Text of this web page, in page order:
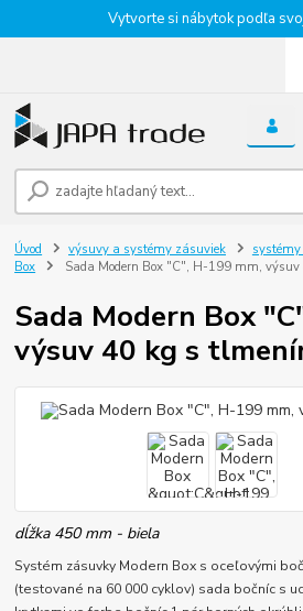
Vytvorte si nábytok podľa
Úvod výsuvy a systémy zásuviek
Box
Sada Modern Box "C", H-199 mm,
Sada Modern Box
výsuv 40 kg s
dĺžka 450 mm - biela
Systém zásuvky Modern Box s oceľovými
(testované na 60 000 cyklov) sada bočníc s